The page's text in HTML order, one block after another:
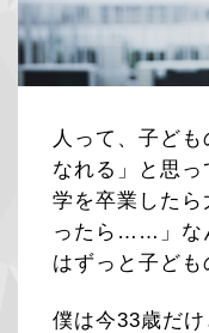
人って、子ど
なれる」と思
学を卒業した
ったら……」な
はずっと子ども
僕は今33歳だ